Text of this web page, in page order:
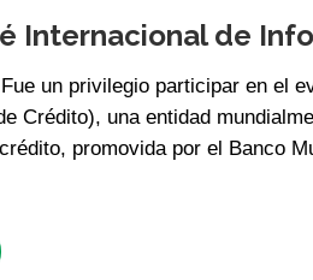
Internacional de
un privilegio participar en el
Crédito), una entidad
promovida por el Banco